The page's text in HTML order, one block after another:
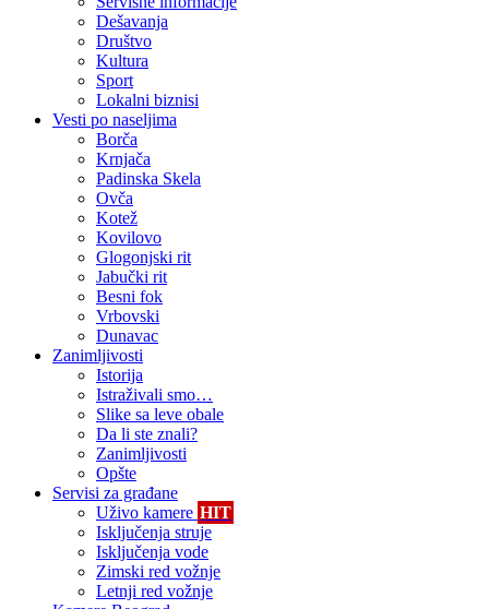
Dešavanja
Društvo
Kultura
Sport
Lokalni biznisi
Vesti po naseljima
Borča
Krnjača
Padinska Skela
Ovča
Kotež
Kovilovo
Glogonjski rit
Jabučki rit
Besni fok
Vrbovski
Dunavac
Zanimljivosti
Istorija
Istraživali smo…
Slike sa leve obale
Da li ste znali?
Zanimljivosti
Opšte
Servisi za građane
Uživo kamere HIT
Isključenja struje
Isključenja vode
Zimski red vožnje
Letnji red vožnje